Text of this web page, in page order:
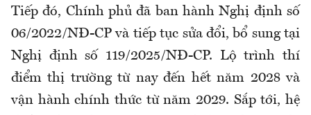
Tiếp đó, Chính phủ đã ban hành Nghị định số
06/2022/NĐ-CP và tiếp tục sửa đổi, bổ sung tại
Nghị định số 119/2025/NĐ-CP. Lộ trình thí
điểm thị trường từ nay đến hết năm 2028 và
vận hành chính thức từ năm 2029. Sắp tới, hệ